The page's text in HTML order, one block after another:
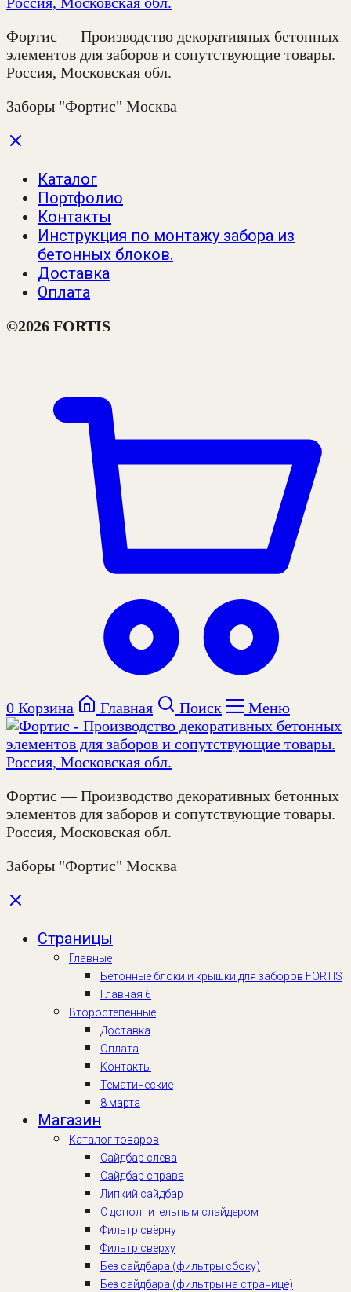
Фортис — Производство декоративных бетонных
элементов для заборов и сопутствующие товары.
Россия, Московская обл.
Заборы "Фортис" Москва
Каталог
Портфолио
Контакты
Инструкция по монтажу забора из
бетонных блоков.
Доставка
Оплата
©2026 FORTIS
0 Корзина Главная Поиск Меню
Фортис — Производство декоративных бетонных
элементов для заборов и сопутствующие товары.
Россия, Московская обл.
Заборы "Фортис" Москва
Страницы
Главные
Бетонные блоки и крышки для заборов FORTIS
Главная 6
Второстепенные
Доставка
Оплата
Контакты
Тематические
8 марта
Магазин
Каталог товаров
Сайдбар слева
Сайдбар справа
Липкий сайдбар
С дополнительным слайдером
Фильтр свёрнут
Фильтр сверху
Без сайдбара (фильтры сбоку)
Без сайдбара (фильтры на странице)